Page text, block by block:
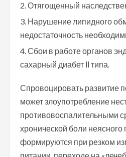
Отягощенный
Нарушение липидного
недостаточность
Сбои в работе органов
сахарный диабет ІІ типа.
Спровоцировать развитие
может злоупотребление
противовоспалительными
хронической боли неясного
формируются при резком